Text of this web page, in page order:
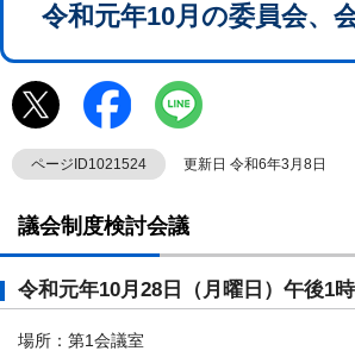
令和元年10月の委員会、
ページID1021524 更新日 令和6年3月8日
議会制度検討会議
令和元年10月28日（月曜日）午後1
場所：第1会議室